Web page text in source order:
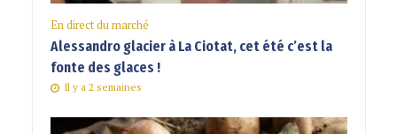
En direct du marché
Alessandro glacier à La Ciotat, cet été c’est la
fonte des glaces !
Il y a 2 semaines